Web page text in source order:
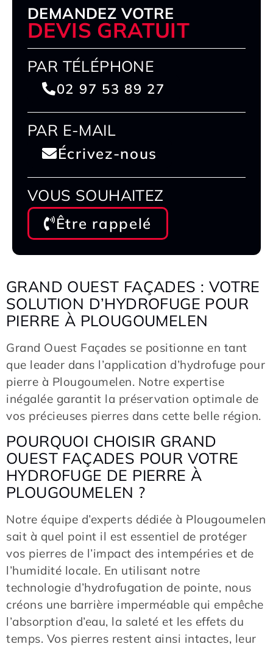
DEMANDEZ VOTRE
DEVIS GRATUIT
PAR TÉLÉPHONE
02 97 53 89 27
PAR E-MAIL
Écrivez-nous
VOUS SOUHAITEZ
Être rappelé
GRAND OUEST FAÇADES : VOTRE
SOLUTION D’HYDROFUGE POUR
PIERRE À PLOUGOUMELEN
Grand Ouest Façades se positionne en tant
que leader dans l’application d’hydrofuge pour
pierre à Plougoumelen. Notre expertise
inégalée garantit la préservation optimale de
vos précieuses pierres dans cette belle région.
POURQUOI CHOISIR GRAND
OUEST FAÇADES POUR VOTRE
HYDROFUGE DE PIERRE À
PLOUGOUMELEN ?
Notre équipe d’experts dédiée à Plougoumelen
sait à quel point il est essentiel de protéger
vos pierres de l’impact des intempéries et de
l’humidité locale. En utilisant notre
technologie d’hydrofugation de pointe, nous
créons une barrière imperméable qui empêche
l’absorption d’eau, la saleté et les effets du
temps. Vos pierres restent ainsi intactes, leur